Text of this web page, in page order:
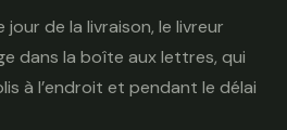
de la livraison, le livreur
dans la boîte aux lettres, qui
à l’endroit et pendant le délai